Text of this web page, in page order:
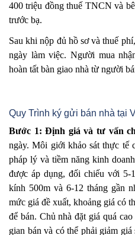
400 triệu đồng thuế TNCN và
trước bạ.
Sau khi nộp đủ hồ sơ và thuế
ngày làm việc. Người mua
hoàn tất bàn giao nhà từ người
Quy Trình ký gửi bán nhà tại
Bước 1: Định giá và tư vấn
ngày. Môi giới khảo sát thực tế
pháp lý và tiềm năng kinh
được áp dụng, đối chiếu với 5-
kính 500m và 6-12 tháng gần
mức giá đề xuất, khoảng giá có
để bán. Chủ nhà đặt giá quá
gian bán và có thể phải giảm